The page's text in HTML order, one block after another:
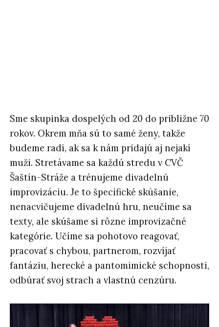
Sme skupinka dospelých od 20 do približne 70
rokov. Okrem mňa sú to samé ženy, takže
budeme radi, ak sa k nám pridajú aj nejakí
muži. Stretávame sa každú stredu v CVČ
Šaštín-Stráže a trénujeme divadelnú
improvizáciu. Je to špecifické skúšanie,
nenacvičujeme divadelnú hru, neučíme sa
texty, ale skúšame si rôzne improvizačné
kategórie. Učíme sa pohotovo reagovať,
pracovať s chybou, partnerom, rozvíjať
fantáziu, herecké a pantomimické schopnosti,
odbúrať svoj strach a vlastnú cenzúru.